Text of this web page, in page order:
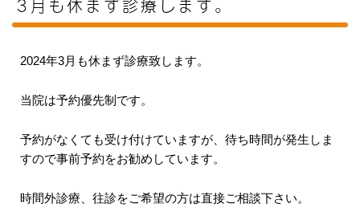
3月も休まず診療します。
2024年3月も休まず診療致します。
当院は予約優先制です。
予約がなくても受け付けていますが、待ち時間が発生しま
すので事前予約をお勧めしています。
時間外診療、往診をご希望の方は直接ご相談下さい。